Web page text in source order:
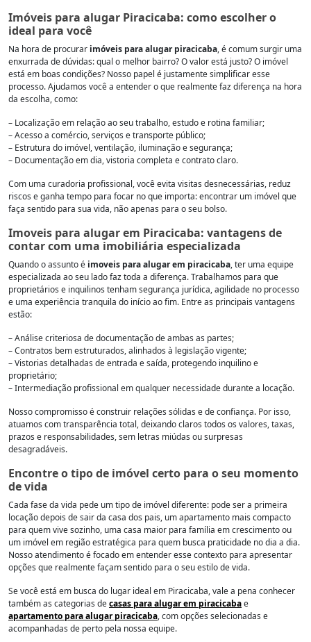
Imóveis para alugar Piracicaba: como escolher o
ideal para você
Na hora de procurar imóveis para alugar piracicaba, é comum surgir uma
enxurrada de dúvidas: qual o melhor bairro? O valor está justo? O imóvel
está em boas condições? Nosso papel é justamente simplificar esse
processo. Ajudamos você a entender o que realmente faz diferença na hora
da escolha, como:
– Localização em relação ao seu trabalho, estudo e rotina familiar;
– Acesso a comércio, serviços e transporte público;
– Estrutura do imóvel, ventilação, iluminação e segurança;
– Documentação em dia, vistoria completa e contrato claro.
Com uma curadoria profissional, você evita visitas desnecessárias, reduz
riscos e ganha tempo para focar no que importa: encontrar um imóvel que
faça sentido para sua vida, não apenas para o seu bolso.
Imoveis para alugar em Piracicaba: vantagens de
contar com uma imobiliária especializada
Quando o assunto é imoveis para alugar em piracicaba, ter uma equipe
especializada ao seu lado faz toda a diferença. Trabalhamos para que
proprietários e inquilinos tenham segurança jurídica, agilidade no processo
e uma experiência tranquila do início ao fim. Entre as principais vantagens
estão:
– Análise criteriosa de documentação de ambas as partes;
– Contratos bem estruturados, alinhados à legislação vigente;
– Vistorias detalhadas de entrada e saída, protegendo inquilino e
proprietário;
– Intermediação profissional em qualquer necessidade durante a locação.
Nosso compromisso é construir relações sólidas e de confiança. Por isso,
atuamos com transparência total, deixando claros todos os valores, taxas,
prazos e responsabilidades, sem letras miúdas ou surpresas
desagradáveis.
Encontre o tipo de imóvel certo para o seu momento
de vida
Cada fase da vida pede um tipo de imóvel diferente: pode ser a primeira
locação depois de sair da casa dos pais, um apartamento mais compacto
para quem vive sozinho, uma casa maior para família em crescimento ou
um imóvel em região estratégica para quem busca praticidade no dia a dia.
Nosso atendimento é focado em entender esse contexto para apresentar
opções que realmente façam sentido para o seu estilo de vida.
Se você está em busca do lugar ideal em Piracicaba, vale a pena conhecer
também as categorias decasas para alugar em piracicabae
apartamento para alugar piracicaba, com opções selecionadas e
acompanhadas de perto pela nossa equipe.